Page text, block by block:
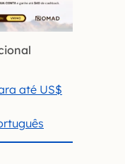
até US$